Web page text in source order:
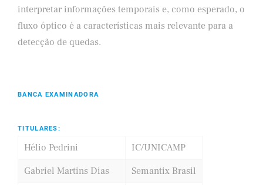
interpretar informações temporais e, como esperado, o
fluxo óptico é a características mais relevante para a
detecção de quedas.
BANCA EXAMINADORA
TITULARES:
Hélio Pedrini
IC/UNICAMP
Gabriel Martins Dias
Semantix Brasil